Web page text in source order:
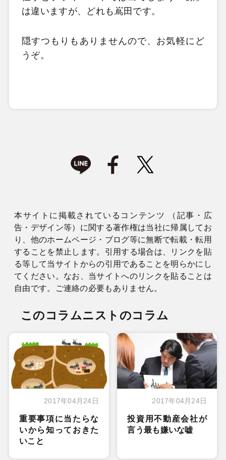
は違いますが、どれも嶌田です。
隠すつもりもありませんので、お気軽にど
うぞ。
本サイトに掲載されているコンテンツ （記事・広
告・デザイン等）に関する著作権は当社に帰属してお
り、他のホームページ・ブログ等に無断で転載・転用
することを禁止します。引用する場合は、リンクを貼
る等して当サイトからの引用であることを明らかにし
てください。なお、当サイトへのリンクを貼ることは
自由です。ご連絡の必要もありません。
このコラムニストのコラム
2017年04月24日
重要事項に当たらな
いから知っておきた
いこと
2017年04月24日
投資用不動産会社が
言う最も嫌いな嘘